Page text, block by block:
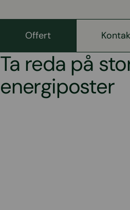
Offert
Ta reda på
energiposter